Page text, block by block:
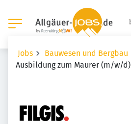
Jobs
Bauwesen und Bergbau
Ausbildung zum Maurer (m/w/d)